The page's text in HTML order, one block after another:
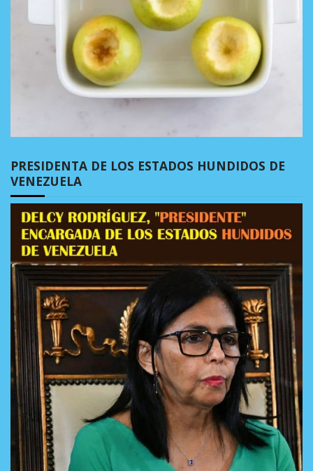
PRESIDENTA DE LOS ESTADOS HUNDIDOS DE
VENEZUELA